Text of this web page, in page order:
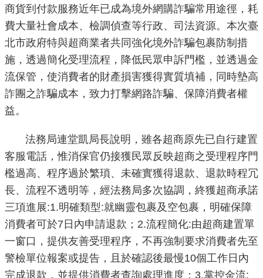
機
關
介
紹
業
務
資
政
府
資
訊
公
開
重
點
商貨到付款服務近年已成為境外網購詐騙常用途徑，耗
費大量社會成本、檢調偵查等行政、司法資源。本次臺
北市政府特與超商業者共同強化境外詐騙包裹防制措
施，透過簡化受理流程，降低民眾申訴門檻，並透過金
流保管，使消費者的財產損害獲得實質填補，同時墊高
詐團之詐騙成本，致力打擊網路詐騙、保障消費者權
益。
法務局連堂凱局長說明，雖各超商原先已自行建置
客服電話，惟消保官仍接獲民眾反映超商之受理程序門
檻過高、程序過於繁瑣、未確實獲得退款、退款時程冗
長、流程不透明等，經法務局多次協調，終獲超商承諾
三項進展:1.明確類型:就幽靈包裹及空包裹，明確保障
消費者可於7日內申請退款；2.流程簡化:由超商建置單
一窗口，提供友善受理程序，不再強制要求消費者先至
警檢單位報案或提告，且於確認後最慢10個工作日內
完成退款，並提供消費者查詢處理進度；3.掌控金流: